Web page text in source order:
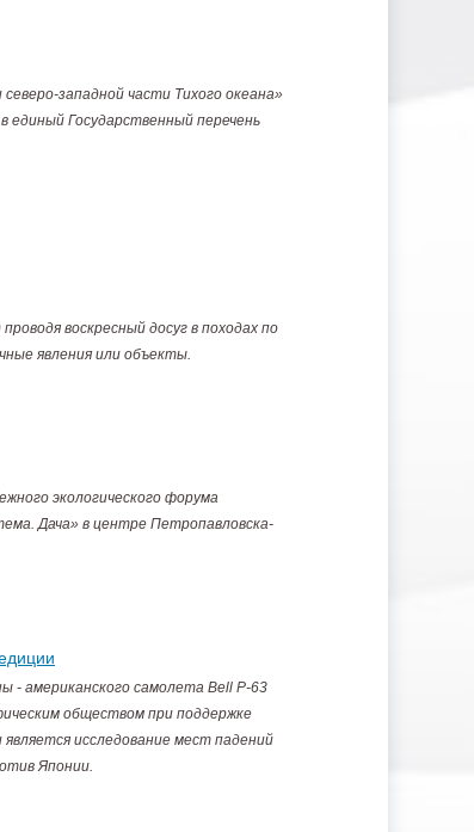
западной части Тихого океана»
Государственный перечень
воскресный досуг в походах по
явления или объекты.
экологического форума
Дача» в центре Петропавловска-
- американского самолета Bell P-63
обществом при поддержке
исследование мест падений
Японии.